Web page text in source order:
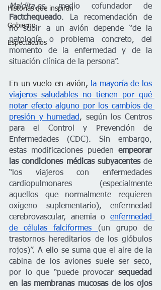
Historias que inspiran
Gobierno
Espectáculos
Maldita.es
Factchequeado. La recomendación de
no subir a un avión depende “de la
patología o problema concreto, del
momento de la enfermedad y de la
situación clínica de la persona”.
En un vuelo en avión,
la mayoría de los
viajeros saludables no tienen por qué
notar efecto alguno por los cambios de
presión y humedad, según los Centros
para el Control y Prevención de
Enfermedades (CDC). Sin embargo,
estas modificaciones pueden empeorar
las condiciones médicas subyacentes de
“los viajeros con enfermedades
cardiopulmonares (especialmente
aquellos que normalmente requieren
oxígeno suplementario), enfermedad
cerebrovascular, anemia o enfermedad
de células falciformes (un grupo de
trastornos hereditarios de los glóbulos
rojos)”. A ello se suma que el aire de la
cabina de los aviones suele ser seco,
por lo que “puede provocar sequedad
en las membranas mucosas de los ojos